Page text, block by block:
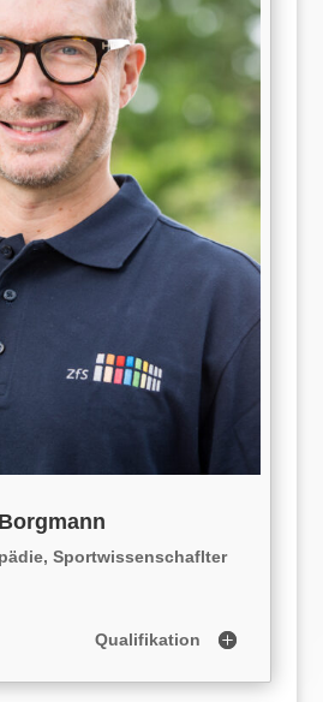
Sportwissenschaflter
Qualifikation